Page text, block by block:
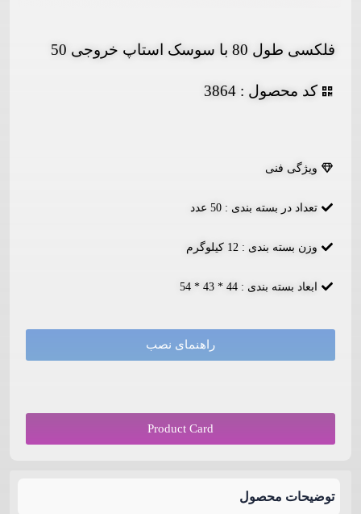
فلکسی طول 80 با سوسک استاپ خروجی 50
کد محصول : 3864
ویژگی فنی
تعداد در بسته بندی : 50 عدد
وزن بسته بندی : 12 کیلوگرم
ابعاد بسته بندی : 44 * 43 * 54
راهنمای نصب
Product Card
توضیحات محصول